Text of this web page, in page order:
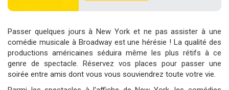
Passer quelques jours à New York et ne pas assister à une
comédie musicale à Broadway est une hérésie ! La qualité des
productions américaines séduira même les plus rétifs à ce
genre de spectacle. Réservez vos places pour passer une
soirée entre amis dont vous vous souviendrez toute votre vie.